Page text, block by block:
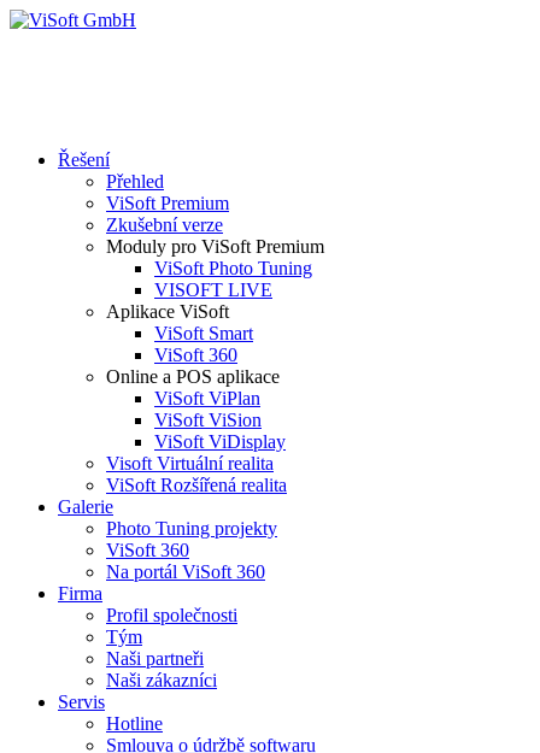
Řešení
Přehled
ViSoft Premium
Zkušební verze
Moduly pro ViSoft Premium
ViSoft Photo Tuning
VISOFT LIVE
Aplikace ViSoft
ViSoft Smart
ViSoft 360
Online a POS aplikace
ViSoft ViPlan
ViSoft ViSion
ViSoft ViDisplay
Visoft Virtuální realita
ViSoft Rozšířená realita
Galerie
Photo Tuning projekty
ViSoft 360
Na portál ViSoft 360
Firma
Profil společnosti
Tým
Naši partneři
Naši zákazníci
Servis
Hotline
Smlouva o údržbě softwaru